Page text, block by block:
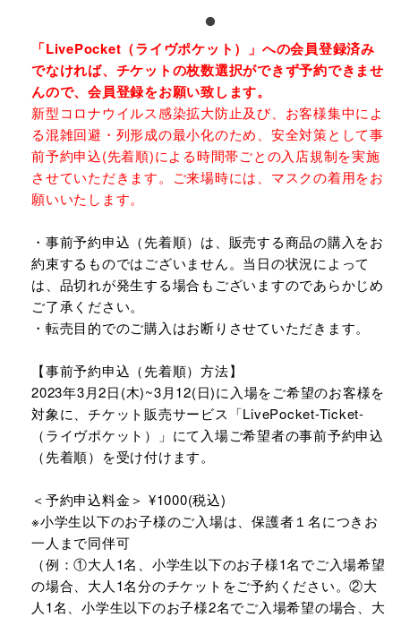
「LivePocket（ライヴポケット）」への会員登録済み
でなければ、チケットの枚数選択ができず予約できませ
んので、会員登録をお願い致します。
新型コロナウイルス感染拡大防止及び、お客様集中によ
る混雑回避・列形成の最小化のため、安全対策として事
前予約申込(先着順)による時間帯ごとの入店規制を実施
させていただきます。ご来場時には、マスクの着用をお
願いいたします。
・事前予約申込（先着順）は、販売する商品の購入をお
約束するものではございません。当日の状況によって
は、品切れが発生する場合もございますのであらかじめ
ご了承ください。
・転売目的でのご購入はお断りさせていただきます。
【事前予約申込（先着順）方法】
2023年3月2日(木)~3月12(日)に入場をご希望のお客様を
対象に、チケット販売サービス「LivePocket-Ticket-
（ライヴポケット）」にて入場ご希望者の事前予約申込
（先着順）を受け付けます。
＜予約申込料金＞ ¥1000(税込)
※小学生以下のお子様のご入場は、保護者１名につきお
一人まで同伴可
（例：①大人1名、小学生以下のお子様1名でご入場希望
の場合、大人1名分のチケットをご予約ください。②大
人1名、小学生以下のお子様2名でご入場希望の場合、大